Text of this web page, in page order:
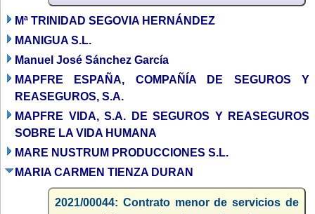
Mª TRINIDAD SEGOVIA HERNÁNDEZ
MANIGUA S.L.
Manuel José Sánchez García
MAPFRE ESPAÑA, COMPAÑÍA DE SEGUROS Y
REASEGUROS, S.A.
MAPFRE VIDA, S.A. DE SEGUROS Y REASEGUROS
SOBRE LA VIDA HUMANA
MARE NUSTRUM PRODUCCIONES S.L.
MARIA CARMEN TIENZA DURAN
2021/00044: Contrato menor de servicios de